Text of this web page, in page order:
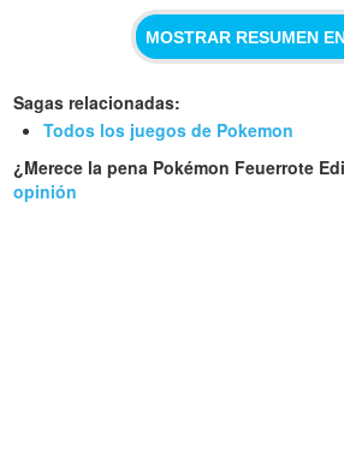
MOSTRAR RESUMEN
Sagas relacionadas:
Todos los juegos de Pokemon
¿Merece la pena Pokémon Feuerrote
opinión